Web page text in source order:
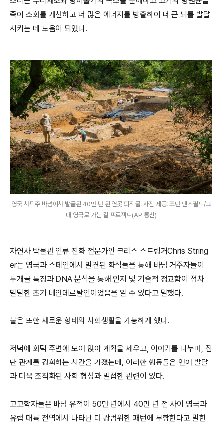
죽여 소화를 개선하고 더 많은 에너지를 방출하여 더 큰 뇌를 발달
시키는 데 도움이 되었다.
영국 서퍽주 바넘에서 발굴된 40만 년 된 연못 퇴적물. 사진 제공: 조던 맨스필드/고
대 영국로 가는 길 프로젝트(AP 통신)
자연사 박물관 인류 진화 전문가인 크리스 스트링거Chris String
er는 영국과 스페인에서 발견된 화석들을 통해 바넘 거주자들이
두개골 특징과 DNA 분석을 통해 인지 및 기술적 정교함이 점차
발달한 초기 네안데르탈인이었음을 알 수 있다고 말했다.
불은 또한 새로운 형태의 사회생활을 가능하게 했다.
저녁에 화덕 주변에 모여 앉아 계획을 세우고, 이야기를 나누며, 집
단 관계를 강화하는 시간을 가졌는데, 이러한 행동들은 언어 발달
과 더욱 조직화된 사회 형성과 밀접한 관련이 있다.
고고학자들은 바넘 유적이 50만 년에서 40만 년 전 사이 영국과
유럽 대륙 전역에서 나타난 더 광범위한 패턴에 부합한다고 말한